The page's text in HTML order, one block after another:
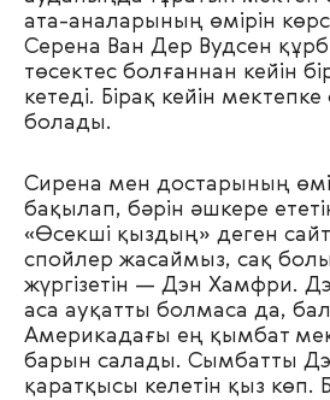
ата-аналарының өмірін
Серена Ван Дер Вудсен
төсектес болғаннан кейін
кетеді. Бірақ кейін
болады.
Сирена мен достарының
бақылап, бәрін әшкере
«Өсекші қыздың» деген
спойлер жасаймыз, сақ
жүргізетін — Дэн Хамфри.
аса ауқатты болмаса да,
Америкадағы ең қымбат
барын салады. Сымбатты
қаратқысы келетін қыз көп.